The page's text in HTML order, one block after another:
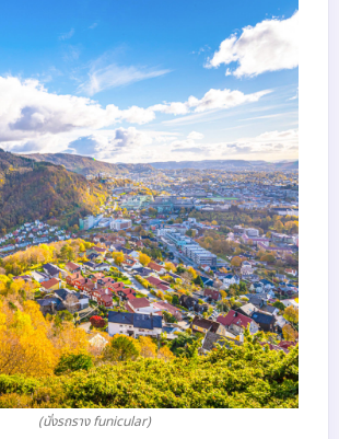
(นั่งรถราง funicular)